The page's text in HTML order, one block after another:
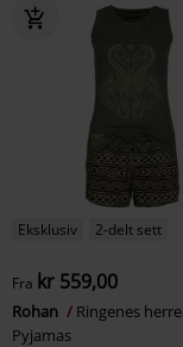
Eksklusiv 2-delt sett
Fra kr 559,00
Rohan
Ringenes herre
Pyjamas